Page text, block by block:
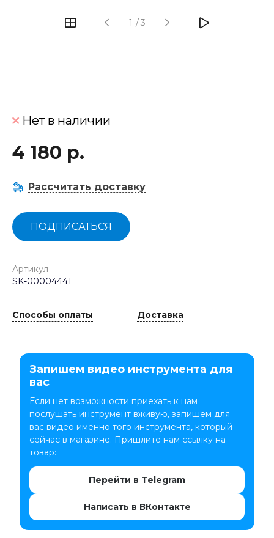
1 /3
Нет в наличии
4 180 р.
Рассчитать доставку
ПОДПИСАТЬСЯ
Артикул
SK-00004441
Способы оплаты Доставка
Запишем видео инструмента для
вас
Если нет возможности приехать к нам
послушать инструмент вживую, запишем для
вас видео именно того инструмента, который
сейчас в магазине. Пришлите нам ссылку на
товар:
Перейти в Telegram
Написать в ВКонтакте